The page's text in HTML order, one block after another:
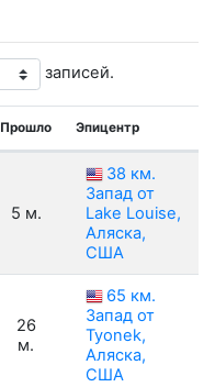
записей.
Прошло Эпицентр
5 м.
38 км.
Запад от
Lake Louise,
Аляска,
США
26
м.
65 км.
Запад от
Tyonek,
Аляска,
США